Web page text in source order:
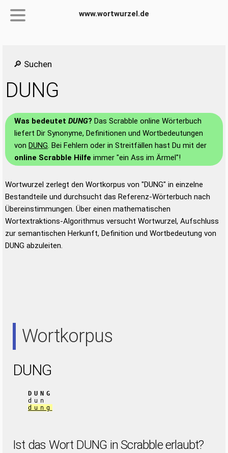
www.wortwurzel.de
🔎 Suchen
DUNG
Was bedeutet DUNG? Das Scrabble online Wörterbuch
liefert Dir Synonyme, Definitionen und Wortbedeutungen
von DUNG. Bei Fehlern oder in Streitfällen hast Du mit der
online Scrabble Hilfe immer "ein Ass im Ärmel"!
Wortwurzel zerlegt den Wortkorpus von "DUNG" in einzelne
Bestandteile und durchsucht das Referenz-Wörterbuch nach
Übereinstimmungen. Über einen mathematischen
Wortextraktions-Algorithmus versucht Wortwurzel, Aufschluss
zur semantischen Herkunft, Definition und Wortbedeutung von
DUNG abzuleiten.
Wortkorpus
DUNG
DUNG
dun
dung
Ist das Wort DUNG in Scrabble erlaubt?